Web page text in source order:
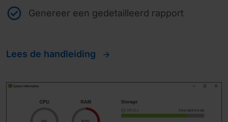
Genereer een gedetailleerd rapport
Lees de handleiding